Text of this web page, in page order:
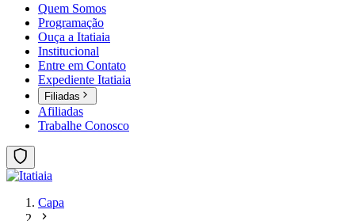
Quem Somos
Programação
Ouça a Itatiaia
Institucional
Entre em Contato
Expediente Itatiaia
Filiadas
Afiliadas
Trabalhe Conosco
Capa